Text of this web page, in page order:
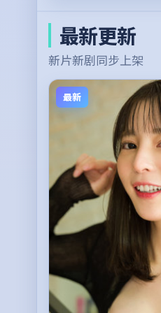
最新更新
新片新剧同步上架
最新